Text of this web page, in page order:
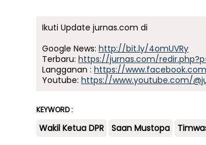
Ikuti Update jurnas.com di
Google News: http://bit.ly/4omUVRy
Terbaru: https://jurnas.com/
Langganan : https://
Youtube: https://www.youtube.com/
KEYWORD :
Wakil Ketua DPR Saan Mustopa